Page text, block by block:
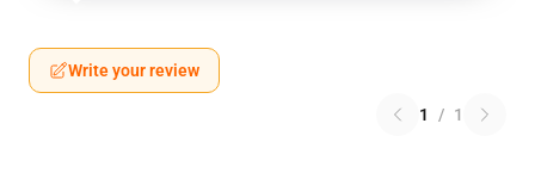
Write your review
1 / 1